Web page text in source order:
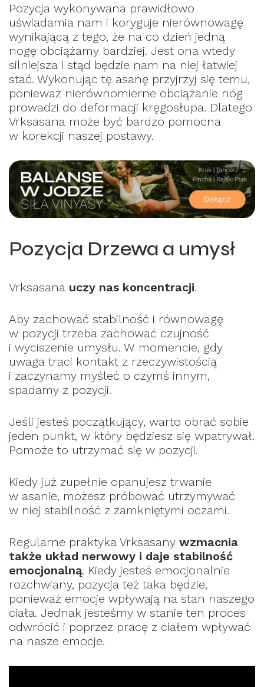
Pozycja wykonywana prawidłowo
uświadamia nam i koryguje nierównowagę
wynikającą z tego, że na co dzień jedną
nogę obciążamy bardziej. Jest ona wtedy
silniejsza i stąd będzie nam na niej łatwiej
stać. Wykonując tę asanę przyjrzyj się temu,
ponieważ nierównomierne obciążanie nóg
prowadzi do deformacji kręgosłupa. Dlatego
Vrksasana może być bardzo pomocna
w korekcji naszej postawy.
Pozycja Drzewa a umysł
Vrksasana uczy nas koncentracji.
Aby zachować stabilność i równowagę
w pozycji trzeba zachować czujność
i wyciszenie umysłu. W momencie, gdy
uwaga traci kontakt z rzeczywistością
i zaczynamy myśleć o czymś innym,
spadamy z pozycji.
Jeśli jesteś początkujący, warto obrać sobie
jeden punkt, w który będziesz się wpatrywał.
Pomoże to utrzymać się w pozycji.
Kiedy już zupełnie opanujesz trwanie
w asanie, możesz próbować utrzymywać
w niej stabilność z zamkniętymi oczami.
Regularne praktyka Vrksasany wzmacnia
także układ nerwowy i daje stabilność
emocjonalną. Kiedy jesteś emocjonalnie
rozchwiany, pozycja też taka będzie,
ponieważ emocje wpływają na stan naszego
ciała. Jednak jesteśmy w stanie ten proces
odwrócić i poprzez pracę z ciałem wpływać
na nasze emocje.